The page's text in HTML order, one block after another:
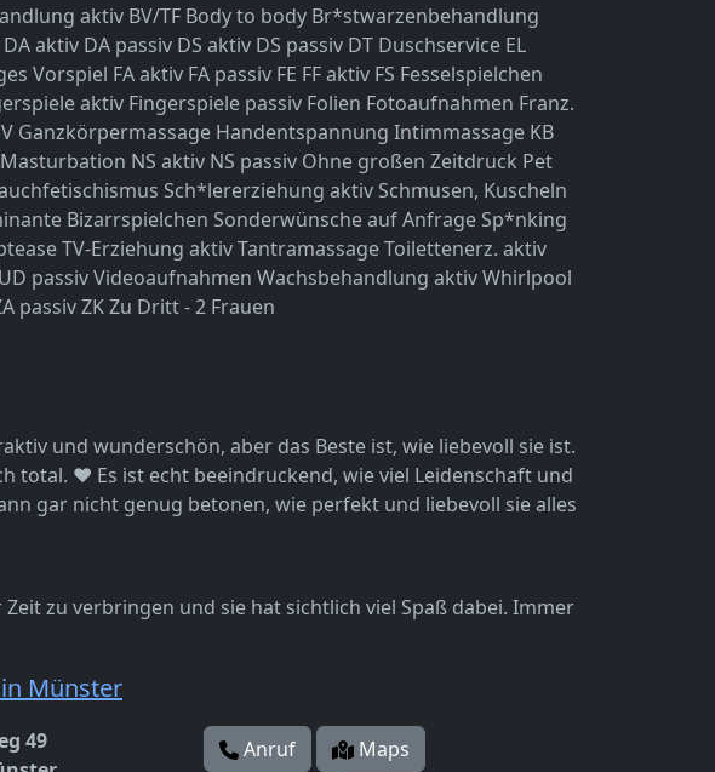
aktiv BV/TF Body to body Br*stwarzenbehandlung
DA aktiv DA passiv DS aktiv DS passiv DT Duschservice EL
Vorspiel FA aktiv FA passiv FE FF aktiv FS Fesselspielchen
aktiv Fingerspiele passiv Folien Fotoaufnahmen Franz.
Ganzkörpermassage Handentspannung Intimmassage KB
Masturbation NS aktiv NS passiv Ohne großen Zeitdruck Pet
Sch*lererziehung aktiv Schmusen, Kuscheln
Bizarrspielchen Sonderwünsche auf Anfrage Sp*nking
TV-Erziehung aktivTantramassageToilettenerz. aktiv
UD passivVideoaufnahmen Wachsbehandlung aktivWhirlpool
passivZKZu Dritt - 2 Frauen
und wunderschön, aber das Beste ist, wie liebevoll sie ist.
total. ❤️ Es ist echt beeindruckend, wie viel Leidenschaft und
gar nicht genug betonen, wie perfekt und liebevoll sie alles
zu verbringen und sie hat sichtlich viel Spaß dabei. Immer
Münster
49
Anruf
Maps